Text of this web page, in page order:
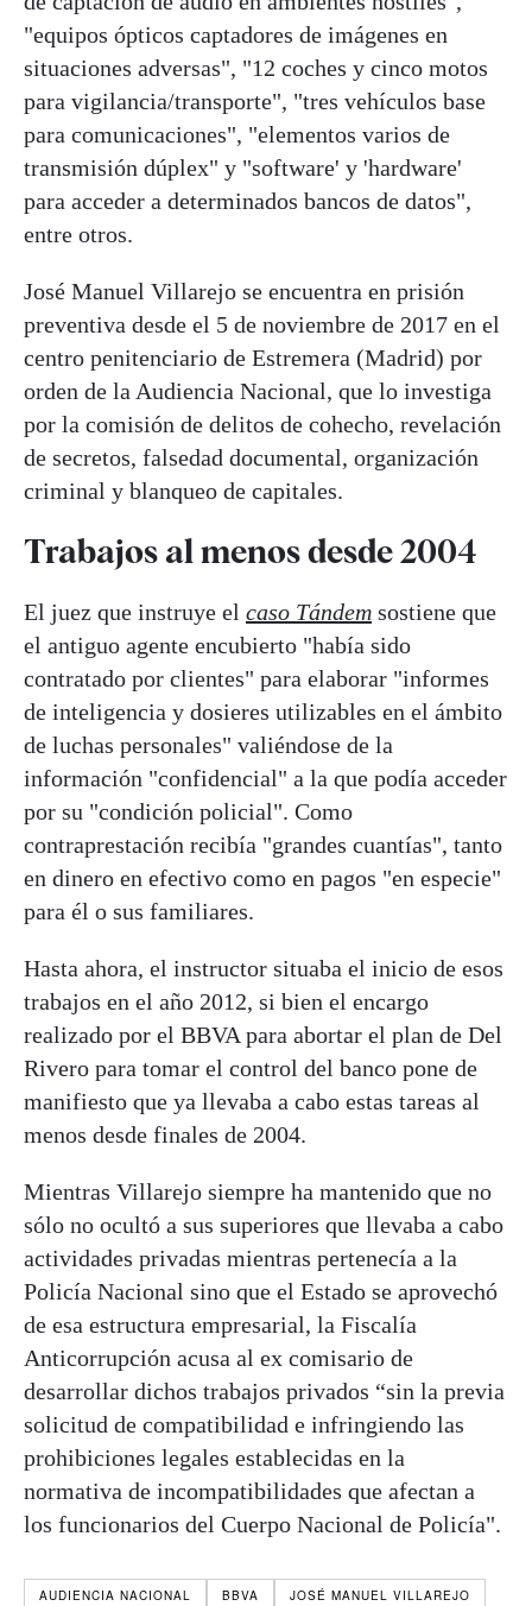
"equipos ópticos captadores de imágenes en
situaciones adversas", "12 coches y cinco motos
para vigilancia/transporte", "tres vehículos base
para comunicaciones", "elementos varios de
transmisión dúplex" y "software' y 'hardware'
para acceder a determinados bancos de datos",
entre otros.
José Manuel Villarejo se encuentra en prisión
preventiva desde el 5 de noviembre de 2017 en el
centro penitenciario de Estremera (Madrid) por
orden de la Audiencia Nacional, que lo investiga
por la comisión de delitos de cohecho, revelación
de secretos, falsedad documental, organización
criminal y blanqueo de capitales.
Trabajos al menos desde 2004
El juez que instruye el caso Tándem sostiene que
el antiguo agente encubierto "había sido
contratado por clientes" para elaborar "informes
de inteligencia y dosieres utilizables en el ámbito
de luchas personales" valiéndose de la
información "confidencial" a la que podía acceder
por su "condición policial". Como
contraprestación recibía "grandes cuantías", tanto
en dinero en efectivo como en pagos "en especie"
para él o sus familiares.
Hasta ahora, el instructor situaba el inicio de esos
trabajos en el año 2012, si bien el encargo
realizado por el BBVA para abortar el plan de Del
Rivero para tomar el control del banco pone de
manifiesto que ya llevaba a cabo estas tareas al
menos desde finales de 2004.
Mientras Villarejo siempre ha mantenido que no
sólo no ocultó a sus superiores que llevaba a cabo
actividades privadas mientras pertenecía a la
Policía Nacional sino que el Estado se aprovechó
de esa estructura empresarial, la Fiscalía
Anticorrupción acusa al ex comisario de
desarrollar dichos trabajos privados “sin la previa
solicitud de compatibilidad e infringiendo las
prohibiciones legales establecidas en la
normativa de incompatibilidades que afectan a
los funcionarios del Cuerpo Nacional de Policía".
AUDIENCIA NACIONAL BBVA
JOSÉ MANUEL VILLAREJO